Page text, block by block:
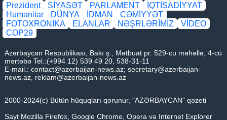
Prezident SİYASƏT PARLAMENT
İQTİSADİYYAT
Humanitar
DÜNYA İDMAN
CƏMİYYƏT
FOTOXRONIKA
ELANLAR NƏŞRLƏRİMİZ
VİDEO
COP29
Azərbaycan Respublikası, Bakı ş., Mətbuat pr. 529-cu məhəllə, 4-cü
mərtəbə Tel.:(+994 12) 539 49 20, 538-31-11
E-mail.: contact@azerbaijan-news.az; secretary@azerbaijan-
news.az reklam@azerbaijan-news.az
2000-2024(c) Bütün hüquqları qorunur, "AZƏRBAYCAN" qəzeti
Sayt Mozilla Firefox, Google Chrome, Opera və Internet Explorer